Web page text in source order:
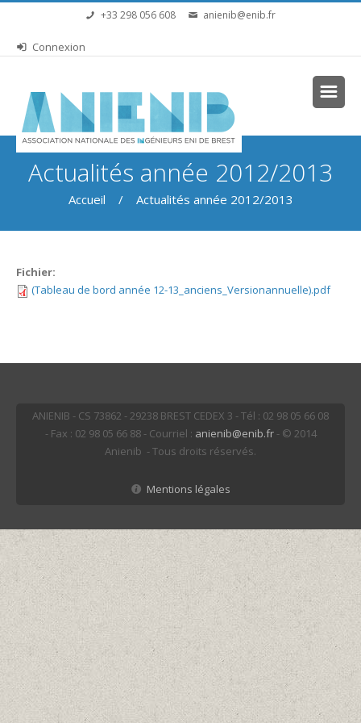
Aller au contenu principal+33 298 056 608 anienib@enib.fr
Connexion
Actualités année 2012/2013
Vous êtes ici
Accueil / Actualités année 2012/2013
Fichier:
(Tableau de bord année 12-13_anciens_Versionannuelle).pdf
ANIENIB - CS 73862 - 29238 BREST CEDEX 3 - Tél : 02 98 05 66 08
- Fax : 02 98 05 66 88 - Courriel : anienib@enib.fr- © 2014
Anienib - Tous droits réservés.
Mentions légales